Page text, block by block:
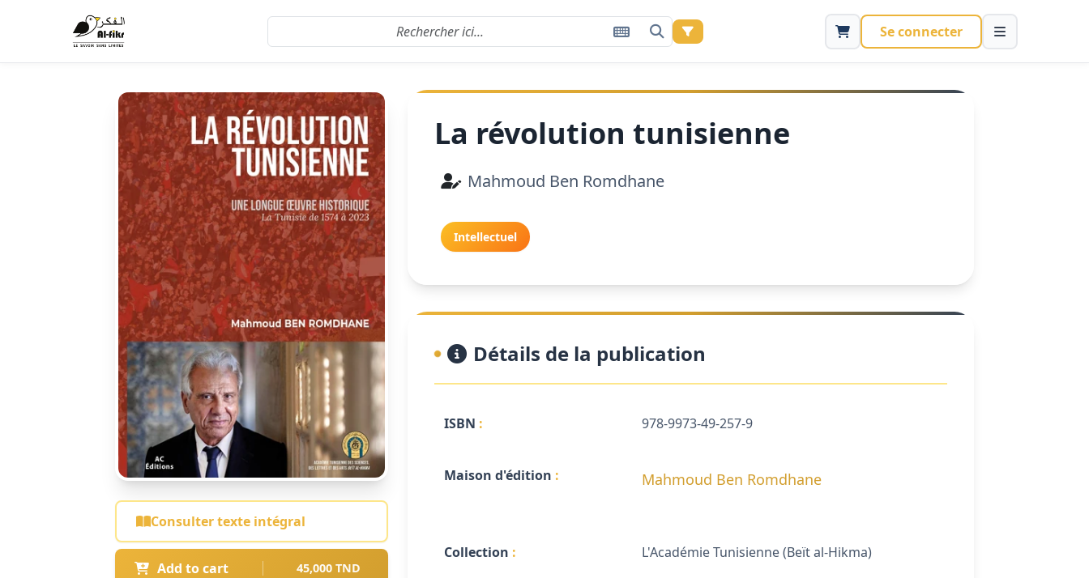
Se connecter
Consulter texte intégral
Add to cart 45,000 TND
La révolution tunisienne
Mahmoud Ben Romdhane
Intellectuel
Détails de la publication
ISBN 978-9973-49-257-9
Maison d'édition Mahmoud Ben Romdhane
Collection L'Académie Tunisienne (Beït al-Hikma)